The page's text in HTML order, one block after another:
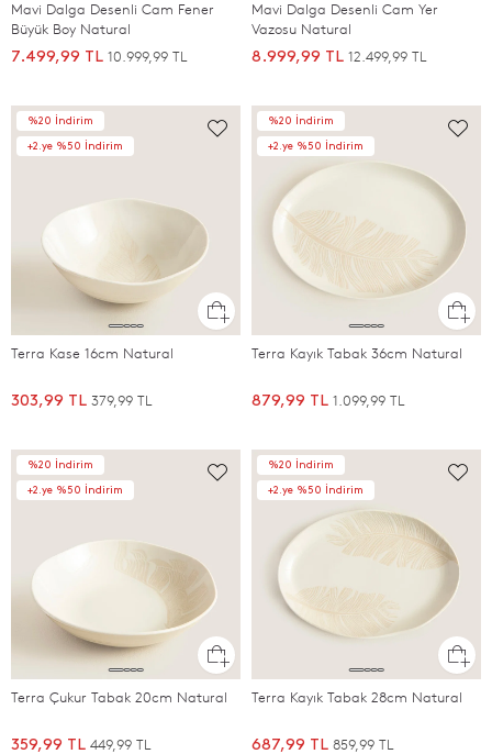
Mavi Dalga Desenli Cam Fener
Büyük Boy Natural
7.499,99 TL 10.999,99 TL
Mavi Dalga Desenli Cam Yer
Vazosu Natural
8.999,99 TL 12.499,99 TL
%20 İndirim
+2.ye %50 İndirim
Terra Kase 16cm Natural
303,99 TL 379,99 TL
%20 İndirim
+2.ye %50 İndirim
Terra Kayık Tabak 36cm Natural
879,99 TL 1.099,99 TL
%20 İndirim
+2.ye %50 İndirim
Terra Çukur Tabak 20cm Natural
359,99 TL 449,99 TL
%20 İndirim
+2.ye %50 İndirim
Terra Kayık Tabak 28cm Natural
687,99 TL 859,99 TL